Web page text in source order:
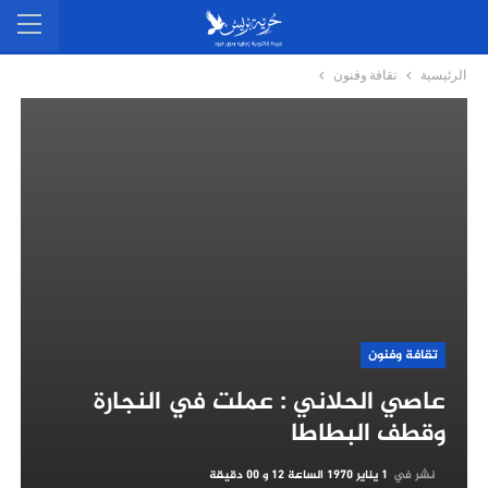
الرئيسية تقافة وفنون
تقافة وفنون
عاصي الحلاني : عملت في النجارة
وقطف البطاطا
نشر في 1 يناير 1970 الساعة 12 و 00 دقيقة